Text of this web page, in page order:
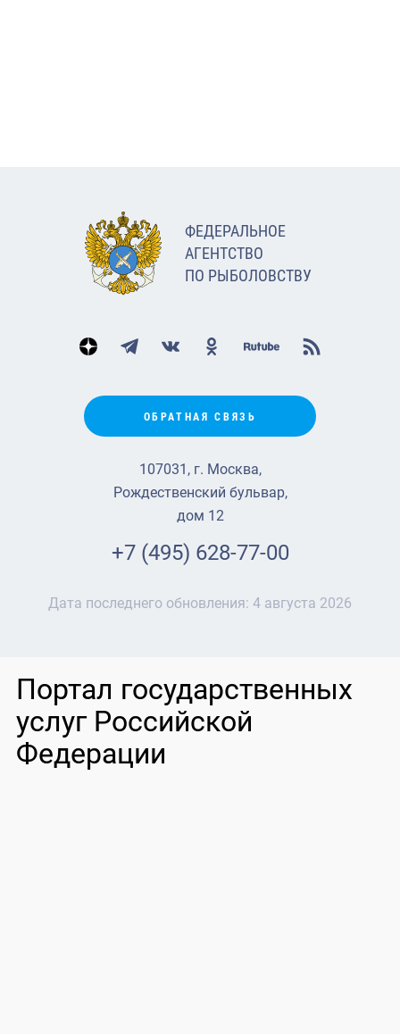
ФЕДЕРАЛЬНОЕ
АГЕНТСТВО
ПО РЫБОЛОВСТВУ
ОБРАТНАЯ СВЯЗЬ
107031, г. Москва,
Рождественский бульвар,
дом 12
+7 (495) 628-77-00
Дата последнего обновления: 4 августа 2026
Портал государственных
услуг Российской
Федерации